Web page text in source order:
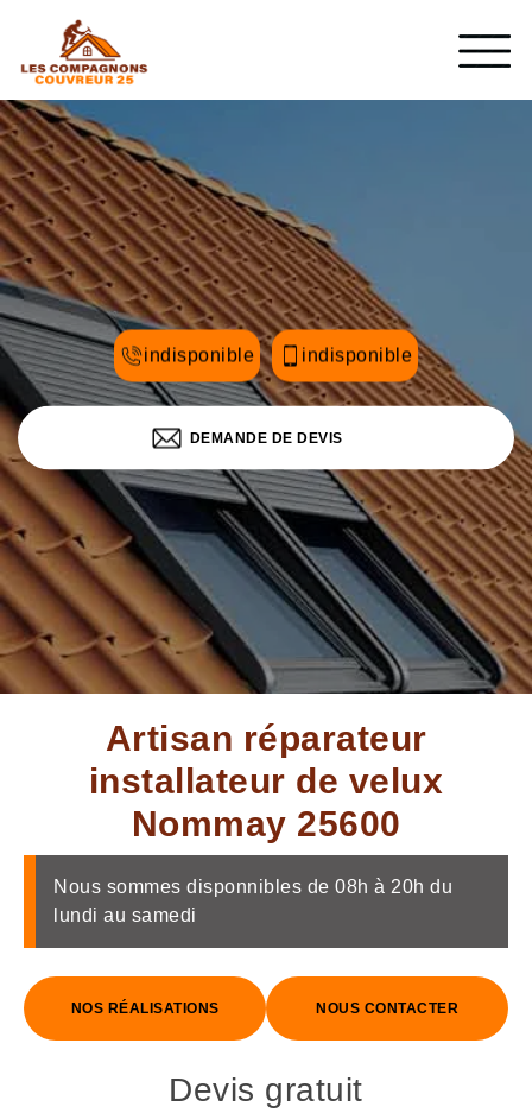
indisponible indisponible
DEMANDE DE DEVIS
Artisan réparateur
installateur de velux
Nommay 25600
Nous sommes disponnibles de 08h à 20h du
lundi au samedi
NOS RÉALISATIONS NOUS CONTACTER
Devis gratuit